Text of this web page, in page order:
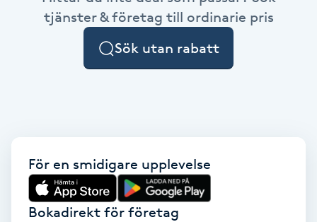
Celluliter
Coachning
tjänster & företag till ordinarie pris
Sök utan rabatt
För en smidigare upplevelse
Bokadirekt för företag